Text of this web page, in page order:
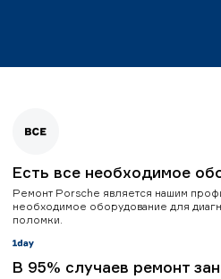
Есть все необходимое
Ремонт Porsche является нашим
необходимое оборудование для
поломки.
В 95% случаев ремонт